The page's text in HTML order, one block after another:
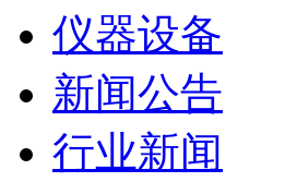
仪器设备
新闻公告
行业新闻